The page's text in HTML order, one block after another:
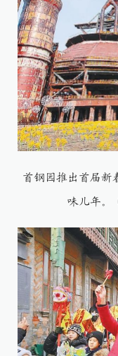
首钢园推出首届新
味儿年。